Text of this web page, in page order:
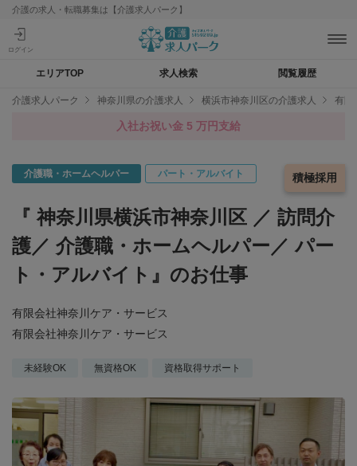
介護の求人・転職募集は【介護求人パーク】
エリアTOP 求人検索 閲覧履歴
介護求人パーク 神奈川県の介護求人 横浜市神奈川区の介護求人 有限
入社お祝い金 5 万円支給
急募求人
積極採用
介護職・ホームヘルパー パート・アルバイト
『 神奈川県横浜市神奈川区 ／ 訪問介
護／ 介護職・ホームヘルパー／ パー
ト・アルバイト』のお仕事
有限会社神奈川ケア・サービス
有限会社神奈川ケア・サービス
未経験OK 無資格OK 資格取得サポート